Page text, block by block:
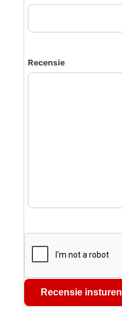
Recensie
Recensie insturen